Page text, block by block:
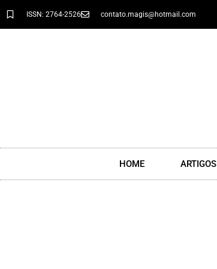
ISSN: 2764-2526 contato.magis@hotmail.com
HOME ARTIGOS